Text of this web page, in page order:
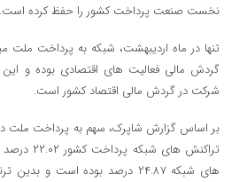
نخست صنعت پرداخت کشور را حفظ کرده است.
تنها در ماه اردیبهشت، شبکه به پرداخت ملت
گردش مالی فعالیت های اقتصادی بوده و این
شرکت در گردش مالی اقتصاد کشور است.
بر اساس گزارش شاپرک، سهم به پرداخت ملت
تراکنش
های شبکه ۲۴.۸۷ درصد بوده است